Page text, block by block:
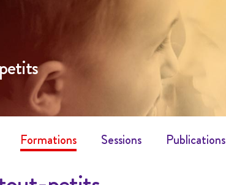
Formations Sessions Publications